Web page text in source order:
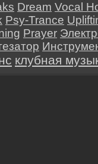
Dream Vocal
Psy-Trance
Prayer
клубная